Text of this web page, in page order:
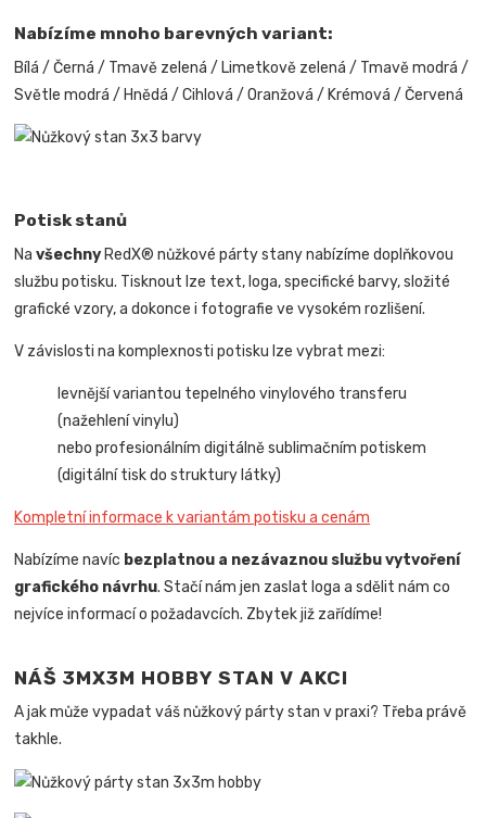
Nabízíme mnoho barevných variant:
Bílá / Černá / Tmavě zelená / Limetkově zelená / Tmavě modrá /
Světle modrá / Hnědá / Cihlová / Oranžová / Krémová / Červená
Potisk stanů
Navšechny RedX® nůžkové párty stany nabízíme doplňkovou
službu potisku. Tisknout lze text, loga, specifické barvy, složité
grafické vzory, a dokonce i fotografie ve vysokém rozlišení.
V závislosti na komplexnosti potisku lze vybrat mezi:
levnější variantou tepelného vinylového transferu
(nažehlení vinylu)
nebo profesionálním digitálně sublimačním potiskem
(digitální tisk do struktury látky)
Kompletní informace k variantám potisku a cenám
Nabízíme navíc bezplatnou a nezávaznou službu vytvoření
grafického návrhu. Stačí nám jen zaslat loga a sdělit nám co
nejvíce informací o požadavcích. Zbytek již zařídíme!
NÁŠ 3MX3M HOBBY STAN V AKCI
A jak může vypadat váš nůžkový párty stan v praxi? Třeba právě
takhle.